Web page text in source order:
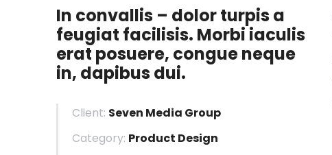
In convallis – dolor turpis a
feugiat facilisis. Morbi iaculis
erat posuere, congue neque
in, dapibus dui.
Client: Seven Media Group
Category: Product Design